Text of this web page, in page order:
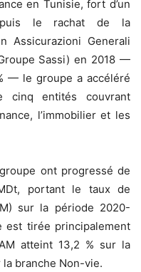
en Tunisie, fort d’un
le rachat de la
Assicurazioni Generali
Sassi) en 2018 —
— le groupe a accéléré
cinq entités couvrant
l’immobilier et les
ont progressé de
portant le taux de
sur la période 2020-
est tirée principalement
atteint 13,2 % sur la
branche Non-vie.